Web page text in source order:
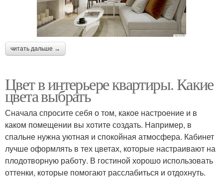
читать дальше →
Цвет в интерьере квартиры. Какие
цвета выбрать
Сначала спросите себя о том, какое настроение и в
каком помещении вы хотите создать. Например, в
спальне нужна уютная и спокойная атмосфера. Кабинет
лучше оформлять в тех цветах, которые настраивают на
плодотворную работу. В гостиной хорошо использовать
оттенки, которые помогают расслабиться и отдохнуть.